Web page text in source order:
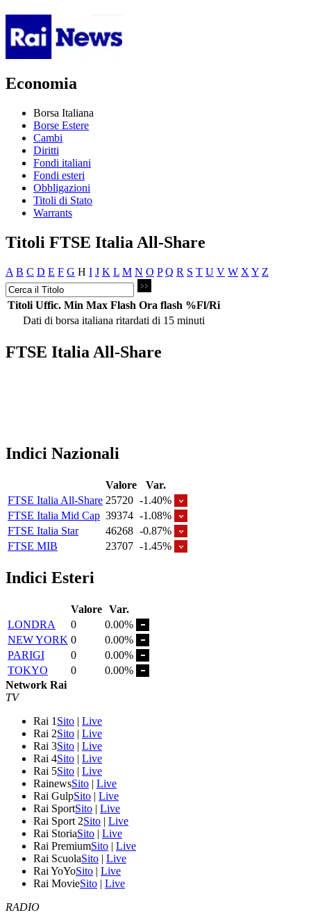
Economia
Borsa Italiana
Borse Estere
Cambi
Diritti
Fondi italiani
Fondi esteri
Obbligazioni
Titoli di Stato
Warrants
Titoli FTSE Italia All-Share
A B C D E F G H I J K L M N O P Q R S T U V W X Y Z
Titoli Uffic. Min Max Flash Ora flash %Fl/Ri
Dati di borsa italiana ritardati di 15 minuti
FTSE Italia All-Share
Indici Nazionali
Valore
Var.
FTSE Italia All-Share 25720 -1.40%
FTSE Italia Mid Cap 39374 -1.08%
FTSE Italia Star
46268 -0.87%
FTSE MIB
23707 -1.45%
Indici Esteri
Valore Var.
LONDRA
0
0.00%
NEW YORK 0
0.00%
PARIGI
0
0.00%
TOKYO
0
0.00%
Network Rai
TV
Rai 1 Sito | Live
Rai 2Sito | Live
Rai 3Sito | Live
Rai 4Sito | Live
Rai 5Sito | Live
RainewsSito | Live
Rai GulpSito | Live
Rai SportSito | Live
Rai Sport 2Sito | Live
Rai StoriaSito | Live
Rai PremiumSito | Live
Rai ScuolaSito | Live
Rai YoYoSito | Live
Rai MovieSito | Live
RADIO